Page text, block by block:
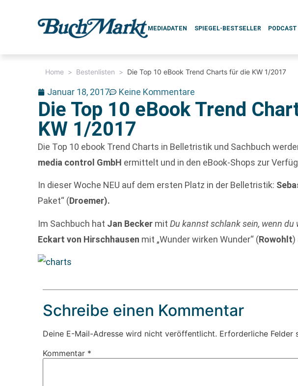
MEDIADATEN SPIEGEL-BESTSELLER PODCAST
Home > Bestenlisten > Die Top 10 eBook Trend Charts für die KW 1/2017
Januar 18, 2017 Keine Kommentare
Die Top 10 eBook Trend
KW 1/2017
Die Top 10 ebook Trend Charts in Belletristik und Sachbuch
media control GmbH ermittelt und in den eBook-Shops zur
In dieser Woche NEU auf dem ersten Platz in der Belletristik:
Paket“ (Droemer).
Im Sachbuch hat Jan Becker mitDu kannst schlank sein, wenn du
Eckart von Hirschhausen mit „Wunder wirken Wunder“ (Rowohlt)
Schreibe einen Kommentar
Deine E-Mail-Adresse wird nicht veröffentlicht. Erforderliche Felder
Kommentar *